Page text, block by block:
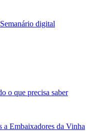
digital
o que precisa saber
a Embaixadores da Vinha